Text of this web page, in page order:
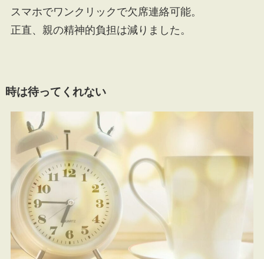
スマホでワンクリックで欠席連絡可能。
正直、親の精神的負担は減りました。
時は待ってくれない